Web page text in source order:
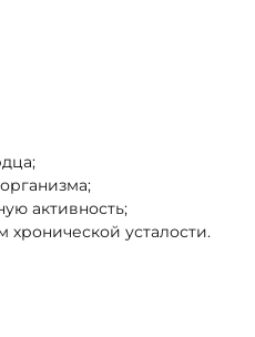
активность;
усталости.